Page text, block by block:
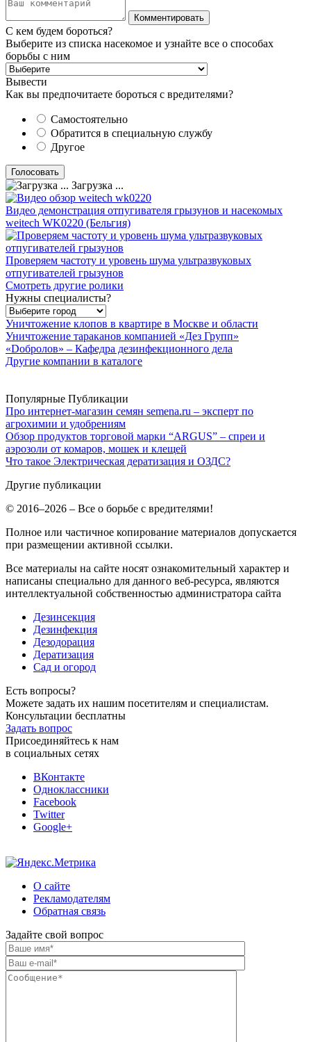
С кем будем бороться?
Выберите из списка насекомое и узнайте все о способах
борьбы с ним
Вывести
Как вы предпочитаете бороться с вредителями?
Самостоятельно
Обратится в специальную службу
Другое
Загрузка ...
Видео демонстрация отпугивателя грызунов и насекомых
weitech WK0220 (Бельгия)
Проверяем частоту и уровень шума ультразвуковых
отпугивателей грызунов
Смотреть другие ролики
Нужны специалисты?
Уничтожение клопов в квартире в Москве и области
Уничтожение тараканов компанией «Дез Групп»
«Dобролов» – Кафедра дезинфекционного дела
Другие компании в каталоге
Популярные Публикации
Про интернет-магазин семян semena.ru – эксперт по
агрохимии и удобрениям
Обзор продуктов торговой марки “ARGUS” – спреи и
аэрозоли от комаров, мошек и клещей
Что такое Электрическая дератизация и ОЗДС?
Другие публикации
© 2016–2026 – Все о борьбе с вредителями!
Полное или частичное копирование материалов допускается
при размещении активной ссылки.
Все материалы на сайте носят ознакомительный характер и
написаны специально для данного веб-ресурса, являются
интеллектуальной собственностью администратора сайта
Дезинсекция
Дезинфекция
Дезодорация
Дератизация
Сад и огород
Есть вопросы?
Можете задать их нашим посетителям и специалистам.
Консультации бесплатны
Задать вопрос
Присоединяйтесь к нам
в социальных сетях
ВКонтакте
Одноклассники
Facebook
Twitter
Google+
О сайте
Рекламодателям
Обратная связь
Задайте свой вопрос